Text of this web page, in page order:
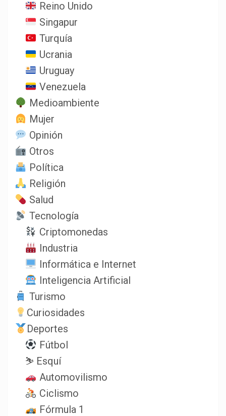
Reino Unido
Singapur
Turquía
Ucrania
Uruguay
Venezuela
Medioambiente
Mujer
Opinión
Otros
Política
Religión
Salud
Tecnología
Criptomonedas
Industria
Informática e Internet
Inteligencia Artificial
Turismo
Curiosidades
Deportes
Fútbol
⛷️ Esquí
Automovilismo
Ciclismo
Fórmula 1